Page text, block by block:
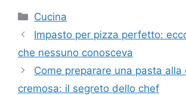
Categorie
Cucina
Impasto per pizza perfetto:
che nessuno conosceva
Come preparare una pasta alla
cremosa: il segreto dello chef